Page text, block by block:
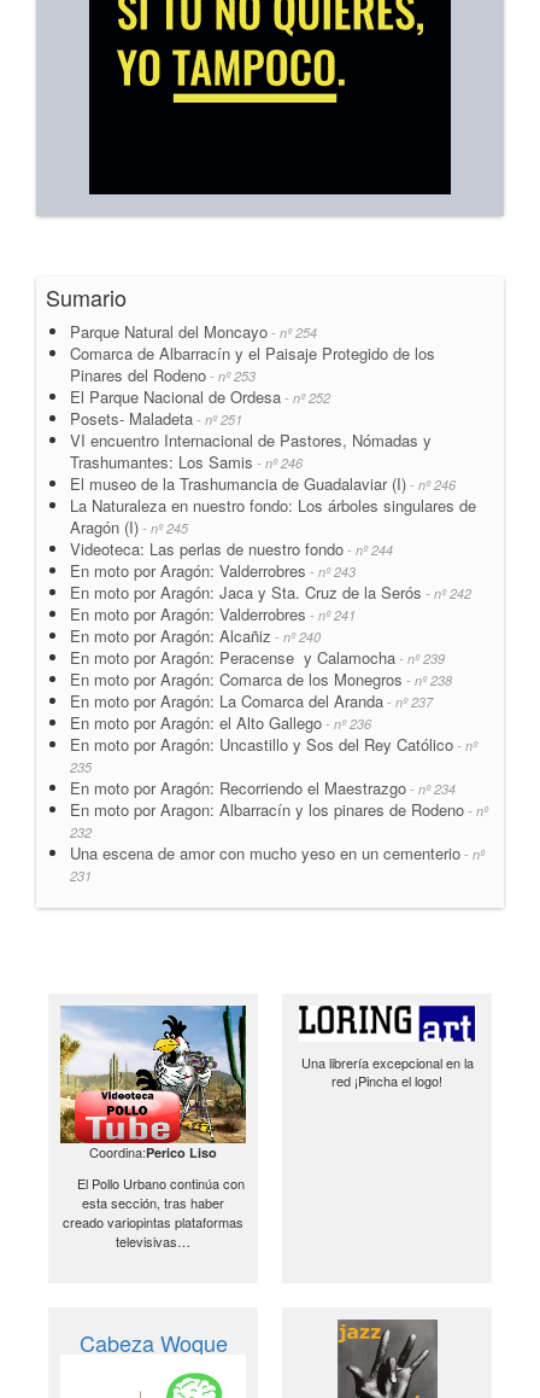
Sumario
Parque Natural del Moncayo - nº 254
Comarca de Albarracín y el Paisaje Protegido de los
Pinares del Rodeno - nº 253
El Parque Nacional de Ordesa - nº 252
Posets- Maladeta - nº 251
VI encuentro Internacional de Pastores, Nómadas y
Trashumantes: Los Samis - nº 246
El museo de la Trashumancia de Guadalaviar (I) - nº 246
La Naturaleza en nuestro fondo: Los árboles singulares de
Aragón (I) - nº 245
Videoteca: Las perlas de nuestro fondo - nº 244
En moto por Aragón: Valderrobres - nº 243
En moto por Aragón: Jaca y Sta. Cruz de la Serós - nº 242
En moto por Aragón: Valderrobres - nº 241
En moto por Aragón: Alcañiz - nº 240
En moto por Aragón: Peracense y Calamocha - nº 239
En moto por Aragón: Comarca de los Monegros - nº 238
En moto por Aragón: La Comarca del Aranda - nº 237
En moto por Aragón: el Alto Gallego - nº 236
En moto por Aragón: Uncastillo y Sos del Rey Católico - nº
235
En moto por Aragón: Recorriendo el Maestrazgo - nº 234
En moto por Aragon: Albarracín y los pinares de Rodeno - nº
232
Una escena de amor con mucho yeso en un cementerio - nº
231
Coordina:Perico Liso
El Pollo Urbano continúa con
esta sección, tras haber
creado variopintas plataformas
televisivas…
Una librería excepcional en la
red ¡Pincha el logo!
Cabeza Woque